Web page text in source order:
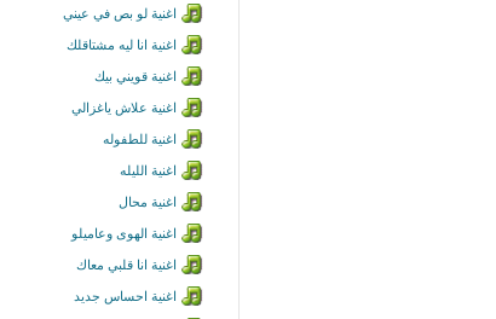
اغنية لو بص في عيني
اغنية انا ليه مشتاقلك
اغنية قويني بيك
اغنية علاش ياغزالي
اغنية للطفوله
اغنية الليله
اغنية محال
اغنية الهوى وعاميلو
اغنية انا قلبي معاك
اغنية احساس جديد